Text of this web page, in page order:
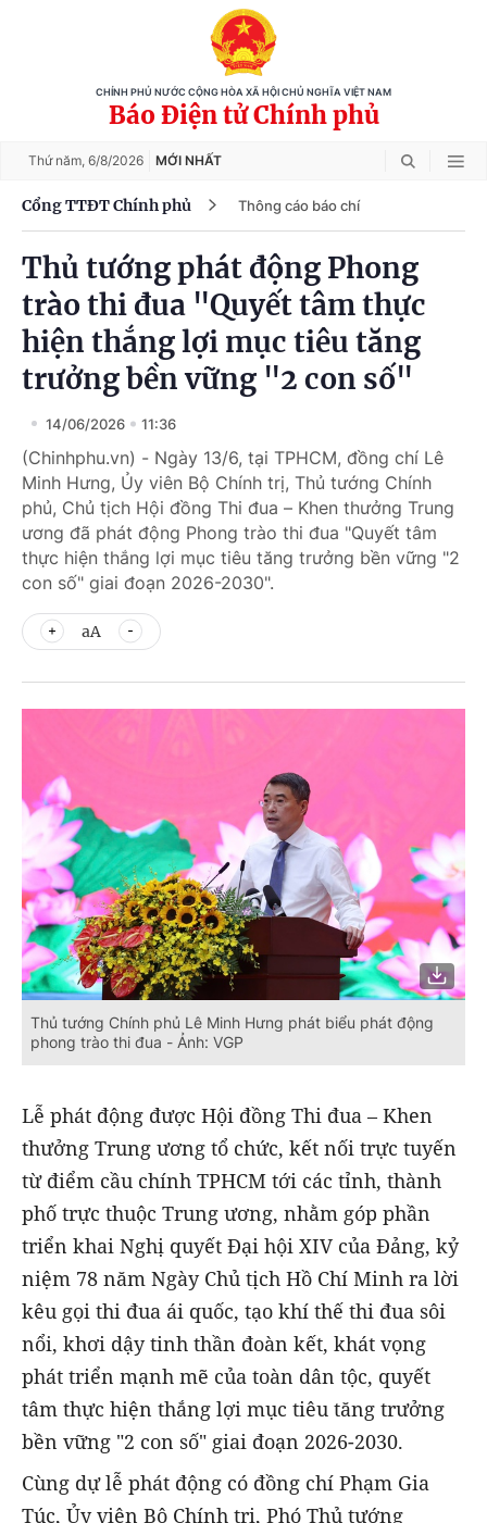
CHÍNH PHỦ NƯỚC CỘNG HÒA XÃ HỘI CHỦ NGHĨA VIỆT NAM
Báo Điện tử Chính phủ
Thứ năm, 6/8/2026 MỚI NHẤT
Cổng TTĐT Chính phủ Thông cáo báo chí
Thủ tướng phát động Phong
trào thi đua "Quyết tâm thực
hiện thắng lợi mục tiêu tăng
trưởng bền vững "2 con số"
14/06/2026 11:36
(Chinhphu.vn) - Ngày 13/6, tại TPHCM, đồng chí Lê
Minh Hưng, Ủy viên Bộ Chính trị, Thủ tướng Chính
phủ, Chủ tịch Hội đồng Thi đua – Khen thưởng Trung
ương đã phát động Phong trào thi đua "Quyết tâm
thực hiện thắng lợi mục tiêu tăng trưởng bền vững "2
con số" giai đoạn 2026-2030".
aA
Thủ tướng Chính phủ Lê Minh Hưng phát biểu phát động
phong trào thi đua - Ảnh: VGP
Lễ phát động được Hội đồng Thi đua – Khen
thưởng Trung ương tổ chức, kết nối trực tuyến
từ điểm cầu chính TPHCM tới các tỉnh, thành
phố trực thuộc Trung ương, nhằm góp phần
triển khai Nghị quyết Đại hội XIV của Đảng, kỷ
niệm 78 năm Ngày Chủ tịch Hồ Chí Minh ra lời
kêu gọi thi đua ái quốc, tạo khí thế thi đua sôi
nổi, khơi dậy tinh thần đoàn kết, khát vọng
phát triển mạnh mẽ của toàn dân tộc, quyết
tâm thực hiện thắng lợi mục tiêu tăng trưởng
bền vững "2 con số" giai đoạn 2026-2030.
Cùng dự lễ phát động có đồng chí Phạm Gia
Túc, Ủy viên Bộ Chính trị, Phó Thủ tướng